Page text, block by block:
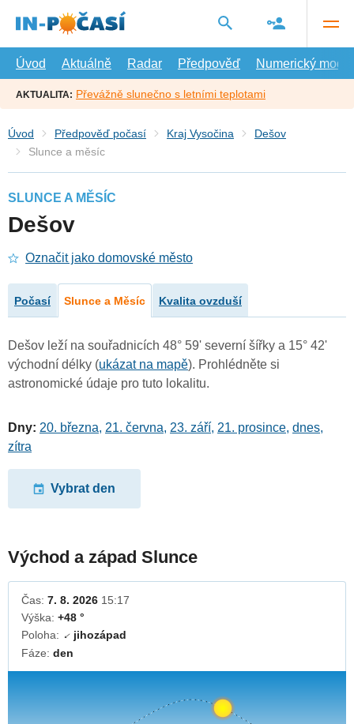
hlavní
Úvod
Aktuálně Radar Předpověď Numerický model
AKTUALITA: Převážně slunečno s letními teplotami
Úvod Předpověď počasí Kraj Vysočina
Dešov
Slunce a měsíc
SLUNCE A MĚSÍC
Dešov
Označit jako domovské město
Počasí Slunce a Měsíc Kvalita ovzduší
Dešov leží na souřadnicích 48° 59' severní šířky a 15° 42'
východní délky (ukázat na mapě). Prohlédněte si
astronomické údaje pro tuto lokalitu.
Dny: 20. března, 21. června, 23. září, 21. prosince, dnes,
zítra
Vybrat den
Východ a západ Slunce
Čas: 7. 8. 2026 15:17
Výška: +48 °
Poloha: ↓jihozápad
Fáze: den